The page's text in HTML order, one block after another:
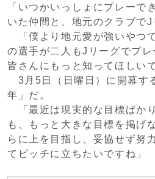
「いつかいっしょにプレーで
いた仲間と、地元のクラブでJ
「僕より地元愛が強いやつ
の選手が二人もJリーグでプ
皆さんにもっと知ってほしい
3月5日（日曜日）に開幕す
年」だ。
「最近は現実的な目標ばか
も、もっと大きな目標を掲げ
らに上を目指し、妥協せず努
てピッチに立ちたいですね」